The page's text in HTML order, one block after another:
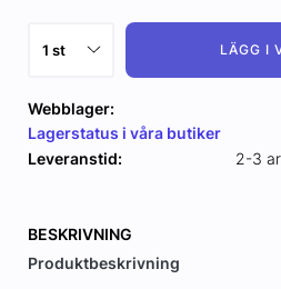
LÄGG I
Webblager:
Lagerstatus i våra butiker
Leveranstid:
2-3
BESKRIVNING
Produktbeskrivning